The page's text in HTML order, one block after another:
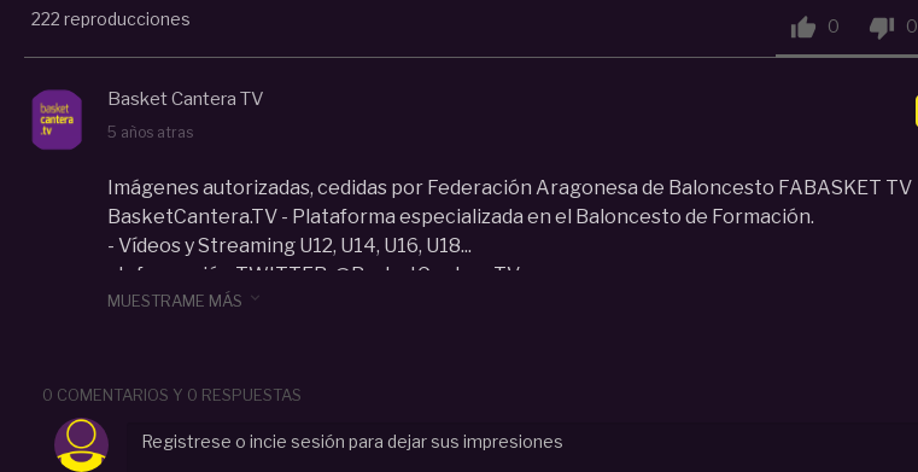
222 reproducciones  0  0
Basket Cantera TV
5 años atras
Imágenes autorizadas, cedidas por Federación Aragonesa de Baloncesto FABASKET TV
BasketCantera.TV - Plataforma especializada en el Baloncesto de Formación.
- Vídeos y Streaming U12, U14, U16, U18...
- Información TWITTER: @BasketCanteraTV
MUESTRAME MÁS 
0 COMENTARIOS Y 0 RESPUESTAS